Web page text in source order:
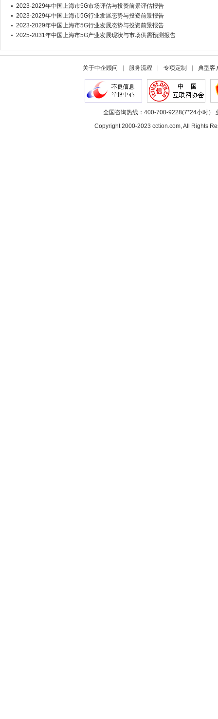
2023-2029年中国上海市5G市场评估与投资前景评估报告
2023-2029年中国上海市5G行业发展态势与投资前景报告
2023-2029年中国上海市5G行业发展态势与投资前景报告
2025-2031年中国上海市5G产业发展现状与市场供需预测报告
关于中企顾问 服务流程 专项定制 典型客
全国咨询热线：400-700-9228(7*24小时）
Copyright 2000-2023 cction.com, All Rights